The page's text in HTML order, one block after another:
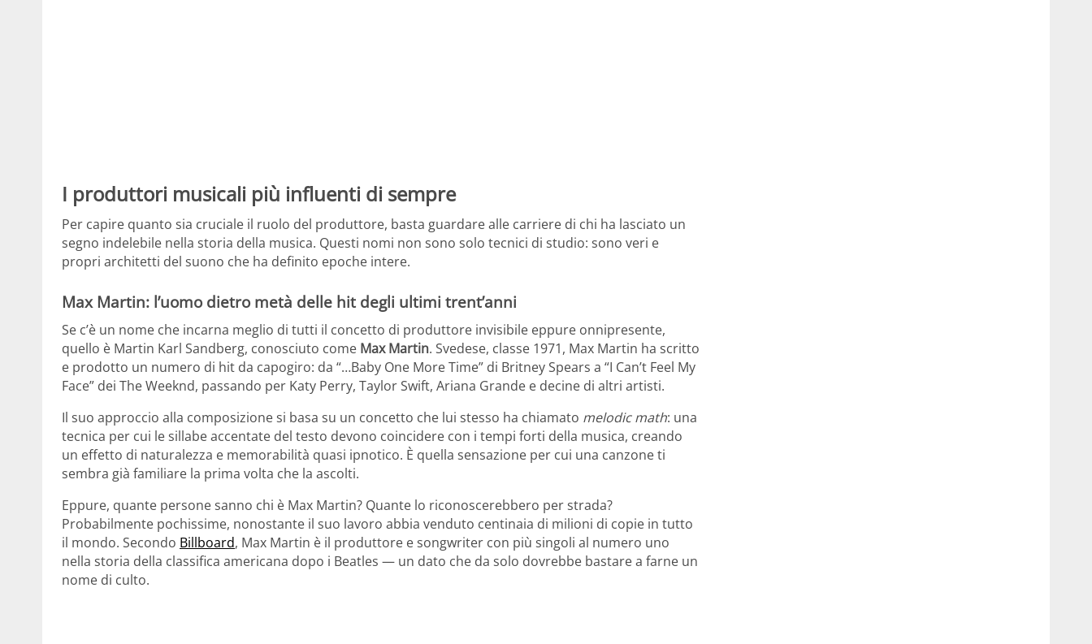
I produttori musicali più influenti di sempre
Per capire quanto sia cruciale il ruolo del produttore, basta guardare alle carriere di chi ha lasciato un
segno indelebile nella storia della musica. Questi nomi non sono solo tecnici di studio: sono veri e
propri architetti del suono che ha definito epoche intere.
Max Martin: l’uomo dietro metà delle hit degli ultimi trent’anni
Se c’è un nome che incarna meglio di tutti il concetto di produttore invisibile eppure onnipresente,
quello è Martin Karl Sandberg, conosciuto come Max Martin. Svedese, classe 1971, Max Martin ha scritto
e prodotto un numero di hit da capogiro: da “…Baby One More Time” di Britney Spears a “I Can’t Feel My
Face” dei The Weeknd, passando per Katy Perry, Taylor Swift, Ariana Grande e decine di altri artisti.
Il suo approccio alla composizione si basa su un concetto che lui stesso ha chiamato melodic math: una
tecnica per cui le sillabe accentate del testo devono coincidere con i tempi forti della musica, creando
un effetto di naturalezza e memorabilità quasi ipnotico. È quella sensazione per cui una canzone ti
sembra già familiare la prima volta che la ascolti.
Eppure, quante persone sanno chi è Max Martin? Quante lo riconoscerebbero per strada?
Probabilmente pochissime, nonostante il suo lavoro abbia venduto centinaia di milioni di copie in tutto
il mondo. Secondo Billboard, Max Martin è il produttore e songwriter con più singoli al numero uno
nella storia della classifica americana dopo i Beatles — un dato che da solo dovrebbe bastare a farne un
nome di culto.